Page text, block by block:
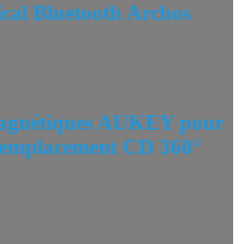
Bluetooth Archos
AUKEY pour
CD 360°